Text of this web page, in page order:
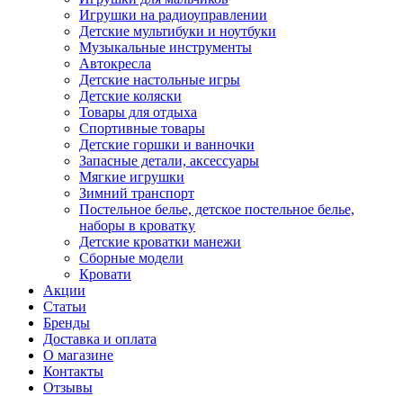
Игрушки на радиоуправлении
Детские мультибуки и ноутбуки
Музыкальные инструменты
Автокресла
Детские настольные игры
Детские коляски
Товары для отдыха
Спортивные товары
Детские горшки и ванночки
Запасные детали, аксессуары
Мягкие игрушки
Зимний транспорт
Постельное белье, детское постельное белье,
наборы в кроватку
Детские кроватки манежи
Сборные модели
Кровати
Акции
Статьи
Бренды
Доставка и оплата
О магазине
Контакты
Отзывы